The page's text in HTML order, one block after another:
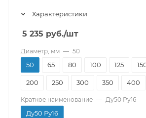
Характеристики
5 235 руб./шт
Диаметр, мм — 50
50 65 80 100 125
200 250 300 350 400
Краткое наименование — Ду50 Ру16
Ду50 Ру16